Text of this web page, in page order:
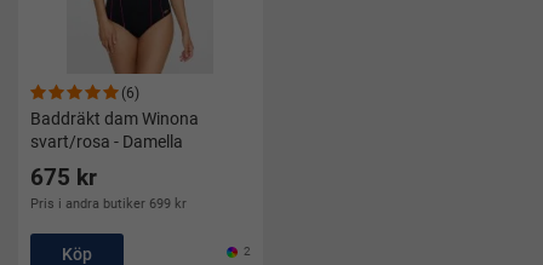
(6)
Baddräkt dam Winona
svart/rosa - Damella
675 kr
Pris i andra butiker 699 kr
Köp 2